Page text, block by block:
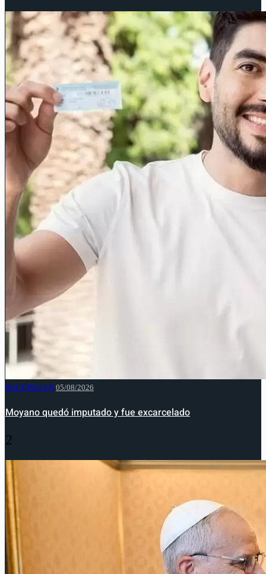
NACIONALES 05/08/2026
Moyano quedó imputado y fue excarcelado
2